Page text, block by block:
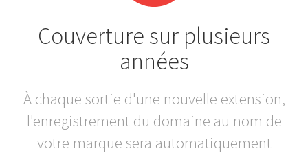
Couverture sur plusieurs
années
À chaque sortie d'une nouvelle extension,
l'enregistrement du domaine au nom de
votre marque sera automatiquement